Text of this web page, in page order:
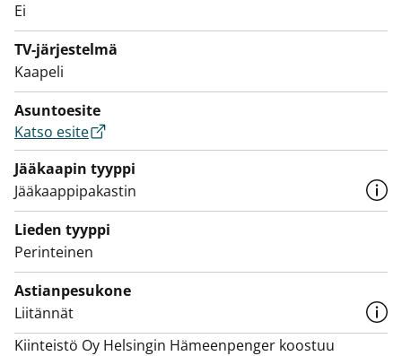
Ei
TV-järjestelmä
Kaapeli
Asuntoesite
Katso esite
Jääkaapin tyyppi
Jääkaappipakastin
Lieden tyyppi
Perinteinen
Astianpesukone
Liitännät
Kiinteistö Oy Helsingin Hämeenpenger koostuu